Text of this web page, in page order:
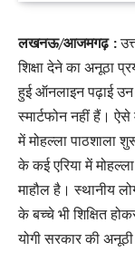
लखनऊ/आजमगढ़ :
शिक्षा देने का अनूठा
हुई ऑनलाइन पढ़ाई उन
स्मार्टफोन नहीं हैं।
में मोहल्ला पाठशाला
के कई एरिया में
माहौल है। स्थानीय
के बच्चे भी शिक्षित
योगी सरकार की